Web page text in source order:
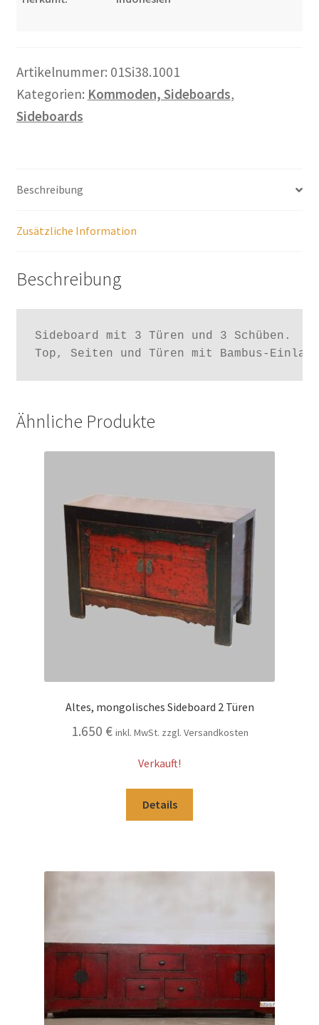
Wohnzimmertisch mit Stühlen
Artikelnummer: 01Si38.1001
Kategorien: Kommoden, Sideboards,
Sideboards
Beschreibung
Zusätzliche Information
Beschreibung
Sideboard mit 3 Türen und 3 Schüben.
Top, Seiten und Türen mit Bambus-
Ähnliche Produkte
Altes, mongolisches Sideboard 2 Türen
1.650 € inkl. MwSt. zzgl. Versandkosten
Verkauft!
Details